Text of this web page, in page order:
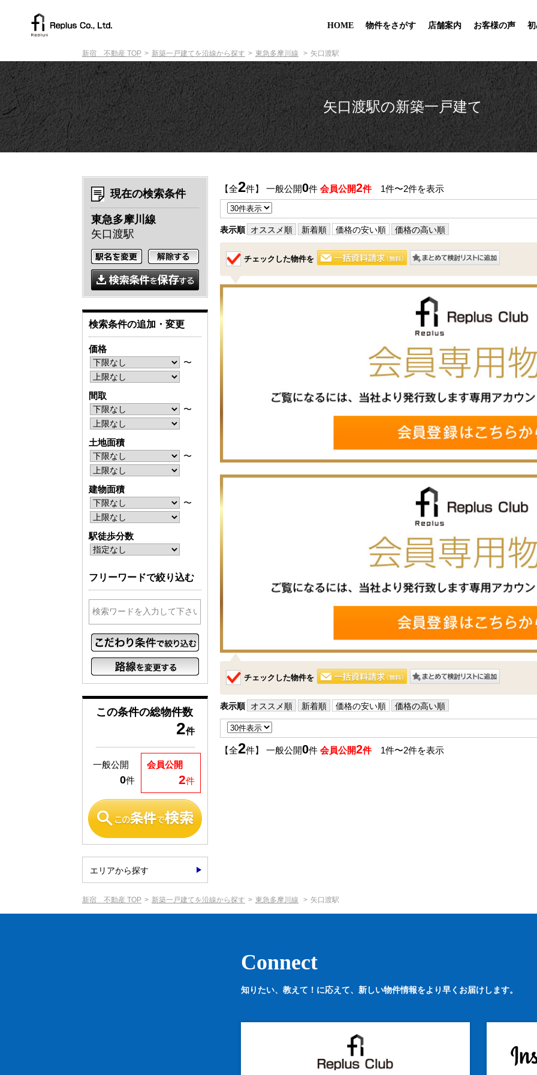
HOME 物件をさがす 店舗案内 お客様の声
新宿 不動産 TOP 新築一戸建てを沿線から探す 東急多摩川線 矢口渡駅
矢口渡駅の新築一戸建て
【全2件】 一般公開0件 会員公開2件1件〜2件を表示
表示順 オススメ順 新着順 価格の安い順 価格の高い順
チェックした物件を
チェックした物件を
表示順 オススメ順 新着順 価格の安い順 価格の高い順
【全2件】 一般公開0件 会員公開2件1件〜2件を表示
現在の検索条件
東急多摩川線
矢口渡駅
検索条件の追加・変更
価格
〜
間取
〜
土地面積
〜
建物面積
〜
駅徒歩分数
フリーワードで絞り込む
この条件の総物件数
2件
会員公開
2件
一般公開
0件
エリアから探す
新宿 不動産 TOP 新築一戸建てを沿線から探す 東急多摩川線 矢口渡駅
Connect
知りたい、教えて！に応えて、 新しい物件情報をより早くお届けします。